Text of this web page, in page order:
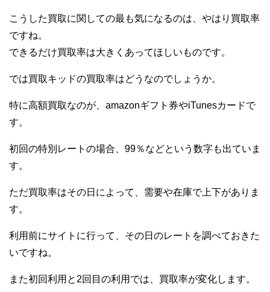
こうした買取に関しての最も気になるのは、やはり買取率
ですね。
できるだけ買取率は大きくあってほしいものです。
では買取キッドの買取率はどうなのでしょうか。
特に高額買取なのが、amazonギフト券やiTunesカードで
す。
初回の特別レートの場合、99％などという数字も出ていま
す。
ただ買取率はその日によって、需要や在庫で上下がありま
す。
利用前にサイトに行って、その日のレートを調べておきた
いですね。
また初回利用と2回目の利用では、買取率が変化します。